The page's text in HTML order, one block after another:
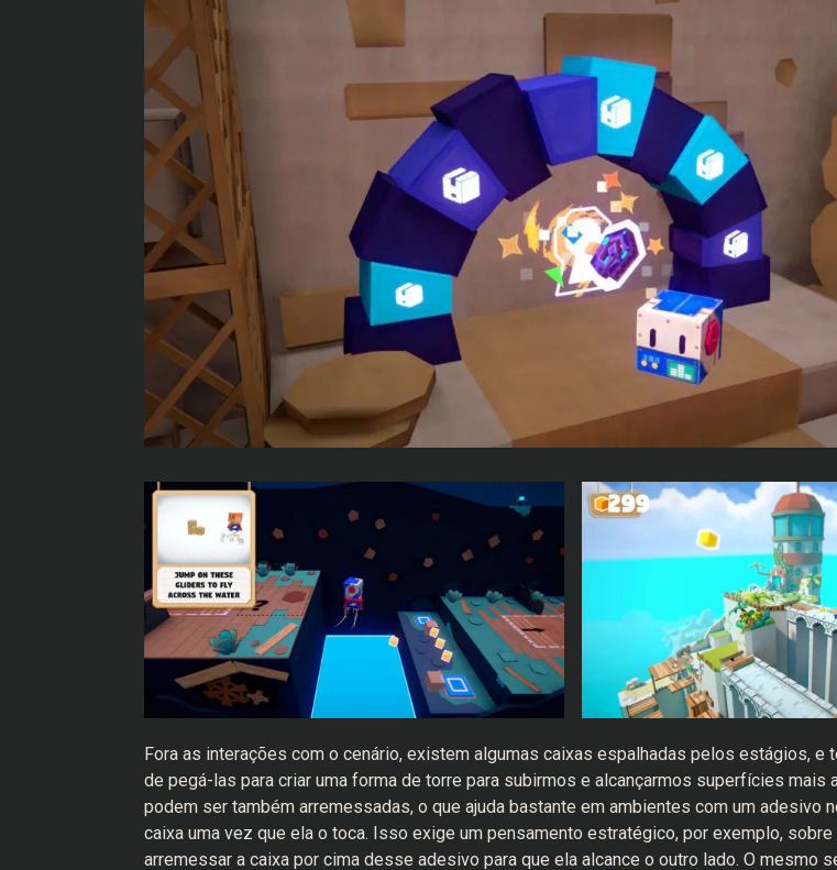
Fora as interações com o cenário, existem algumas caixas espalhadas pelos estágios, e
de pegá-las para criar uma forma de torre para subirmos e alcançarmos superfícies mais
podem ser também arremessadas, o que ajuda bastante em ambientes com um adesivo
caixa uma vez que ela o toca. Isso exige um pensamento estratégico, por exemplo,
arremessar a caixa por cima desse adesivo para que ela alcance o outro lado. O mesmo